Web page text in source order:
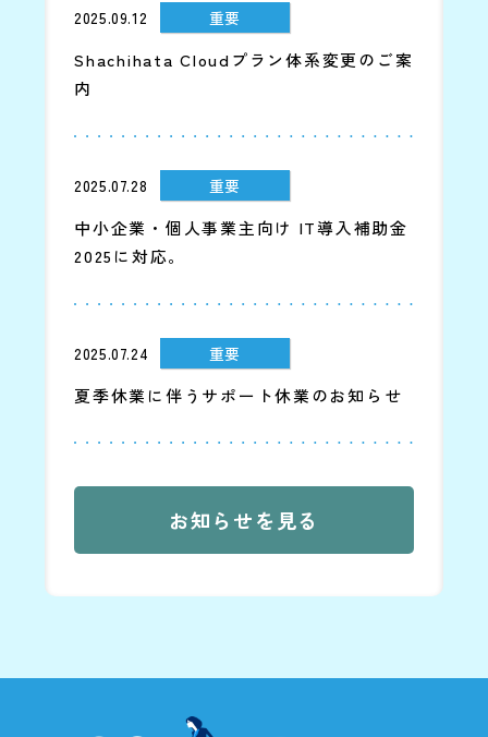
2025.09.12 重要
Shachihata Cloudプラン体系変更のご案
内
2025.07.28 重要
中小企業・個人事業主向け IT導入補助金
2025に対応。
2025.07.24 重要
夏季休業に伴うサポート休業のお知らせ
お知らせを見る